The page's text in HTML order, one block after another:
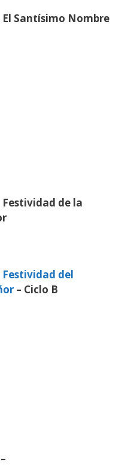
El Santísimo Nombre
Festividad de la
Festividad del
– Ciclo B